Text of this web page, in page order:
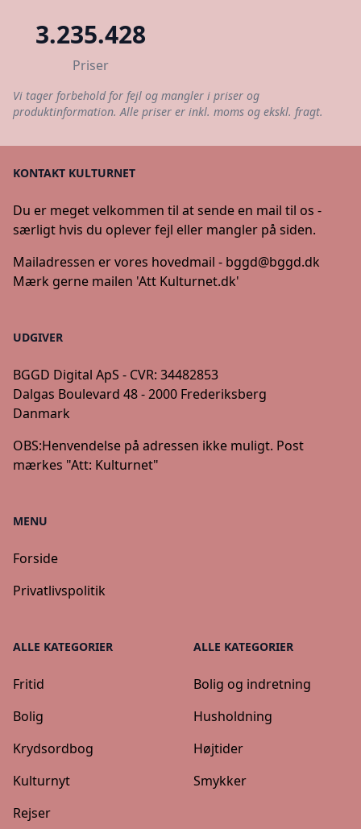
3.235.428
Priser
Vi tager forbehold for fejl og mangler i priser og
produktinformation. Alle priser er inkl. moms og ekskl. fragt.
KONTAKT KULTURNET
Du er meget velkommen til at sende en mail til os -
særligt hvis du oplever fejl eller mangler på siden.
Mailadressen er vores hovedmail - bggd@bggd.dk
Mærk gerne mailen 'Att Kulturnet.dk'
UDGIVER
BGGD Digital ApS - CVR: 34482853
Dalgas Boulevard 48 - 2000 Frederiksberg
Danmark
OBS:Henvendelse på adressen ikke muligt. Post
mærkes "Att: Kulturnet"
MENU
Forside
Privatlivspolitik
ALLE KATEGORIER
Fritid
Bolig
Krydsordbog
Kulturnyt
Rejser
ALLE KATEGORIER
Bolig og indretning
Husholdning
Højtider
Smykker